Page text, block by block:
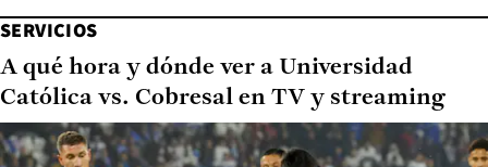
SERVICIOS
A qué hora y dónde ver a Universidad
Católica vs. Cobresal en TV y streaming